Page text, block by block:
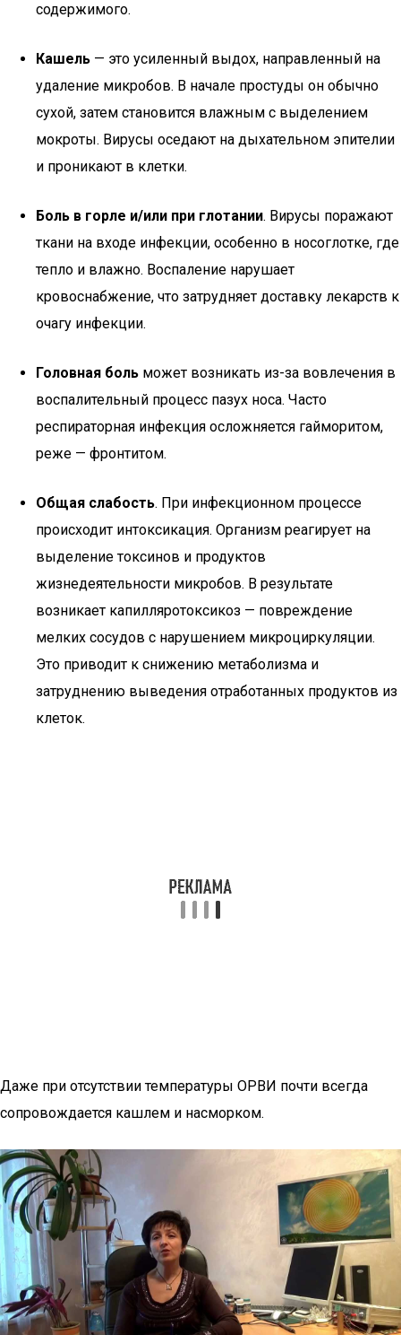
содержимого.
Кашель — это усиленный выдох, направленный на
удаление микробов. В начале простуды он обычно
сухой, затем становится влажным с выделением
мокроты. Вирусы оседают на дыхательном эпителии
и проникают в клетки.
Боль в горле и/или при глотании. Вирусы поражают
ткани на входе инфекции, особенно в носоглотке, где
тепло и влажно. Воспаление нарушает
кровоснабжение, что затрудняет доставку лекарств к
очагу инфекции.
Головная боль может возникать из-за вовлечения в
воспалительный процесс пазух носа. Часто
респираторная инфекция осложняется гайморитом,
реже — фронтитом.
Общая слабость. При инфекционном процессе
происходит интоксикация. Организм реагирует на
выделение токсинов и продуктов
жизнедеятельности микробов. В результате
возникает капилляротоксикоз — повреждение
мелких сосудов с нарушением микроциркуляции.
Это приводит к снижению метаболизма и
затруднению выведения отработанных продуктов из
клеток.
Даже при отсутствии температуры ОРВИ почти всегда
сопровождается кашлем и насморком.